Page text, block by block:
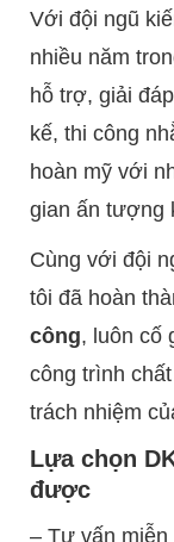
Với đội ngũ
nhiều năm
hỗ trợ, giải
kế, thi công
hoàn mỹ với
gian ấn tượng
Cùng với đội
tôi đã hoàn
công, luôn cố
công trình
trách nhiệm
Lựa chọn
được
– Tư vấn